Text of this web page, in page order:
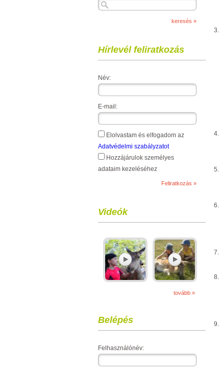
Hírlevél feliratkozás
Név:
E-mail:
Elolvastam és elfogadom az
Adatvédelmi szabályzatot
Hozzájárulok személyes
adataim kezeléséhez
Videók
tovább »
Belépés
Felhasználónév: